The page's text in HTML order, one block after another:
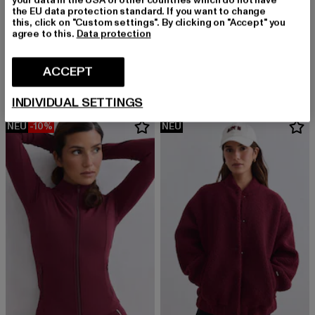
AIMN
Shape Seamless
EUR 55,19
Derzeitiger Preis: EUR 55,19
NEU -10% NEU
the EU data protection standard. If you want to change
this, click on "Custom settings". By clicking on "Accept" you
agree to this. Data protection
ACCEPT
INDIVIDUAL SETTINGS